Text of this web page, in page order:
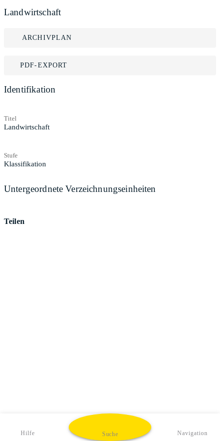
Landwirtschaft
ARCHIVPLAN
PDF-EXPORT
Identifikation
Titel
Landwirtschaft
Stufe
Klassifikation
Untergeordnete Verzeichnungseinheiten
Teilen
Hilfe Suche Navigation